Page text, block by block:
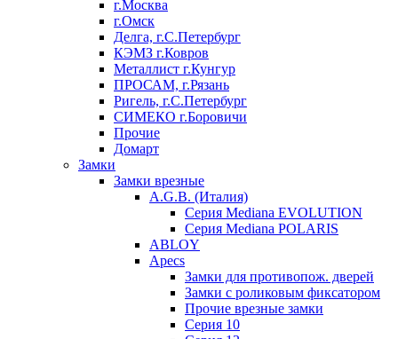
г.Москва
г.Омск
Делга, г.С.Петербург
КЭМЗ г.Ковров
Металлист г.Кунгур
ПРОСАМ, г.Рязань
Ригель, г.С.Петербург
СИМЕКО г.Боровичи
Прочие
Домарт
Замки
Замки врезные
A.G.B. (Италия)
Серия Mediana EVOLUTION
Серия Mediana POLARIS
ABLOY
Apecs
Замки для противопож. дверей
Замки с роликовым фиксатором
Прочие врезные замки
Серия 10